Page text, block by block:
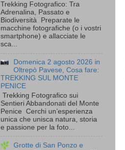
Trekking Fotografico: Tra
Adrenalina, Passato e
Biodiversità Preparate le
macchine fotografiche (o i vostri
smartphone) e allacciate le
sca...
Domenica 2 agosto 2026 in
Oltrepò Pavese, Cosa fare:
TREKKING SUL MONTE
PENICE
Trekking Fotografico sui
Sentieri Abbandonati del Monte
Penice Cerchi un’esperienza
unica che unisca natura, storia
e passione per la foto...
Grotte di San Ponzo e